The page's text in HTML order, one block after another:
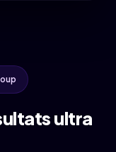
ultra